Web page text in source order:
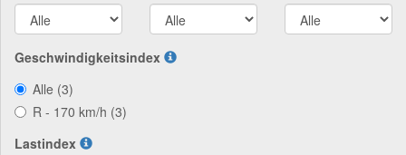
Geschwindigkeitsindex
Alle (3)
R - 170 km/h (3)
Lastindex